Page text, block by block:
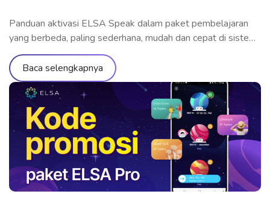
Panduan aktivasi ELSA Speak dalam paket pembelajaran
yang berbeda, paling sederhana, mudah dan cepat di sistem
operasi Android dan iOS
Baca selengkapnya